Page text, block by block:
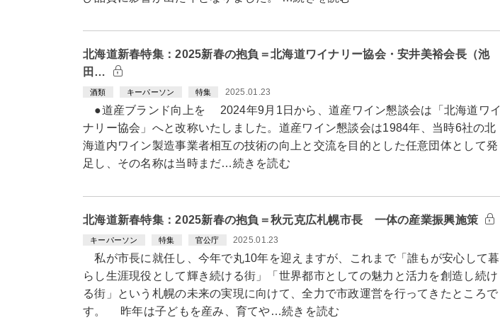
北海道新春特集：2025新春の抱負＝北海道ワイナリー協会・安井美裕会長（池
田…
酒類 キーパーソン 特集 2025.01.23
●道産ブランド向上を 2024年9月1日から、道産ワイン懇談会は「北海道ワイ
ナリー協会」へと改称いたしました。道産ワイン懇談会は1984年、当時6社の北
海道内ワイン製造事業者相互の技術の向上と交流を目的とした任意団体として発
足し、その名称は当時まだ…続きを読む
北海道新春特集：2025新春の抱負＝秋元克広札幌市長 一体の産業振興施策
キーパーソン 特集 官公庁 2025.01.23
私が市長に就任し、今年で丸10年を迎えますが、これまで「誰もが安心して暮
らし生涯現役として輝き続ける街」「世界都市としての魅力と活力を創造し続け
る街」という札幌の未来の実現に向けて、全力で市政運営を行ってきたところで
す。 昨年は子どもを産み、育てや…続きを読む